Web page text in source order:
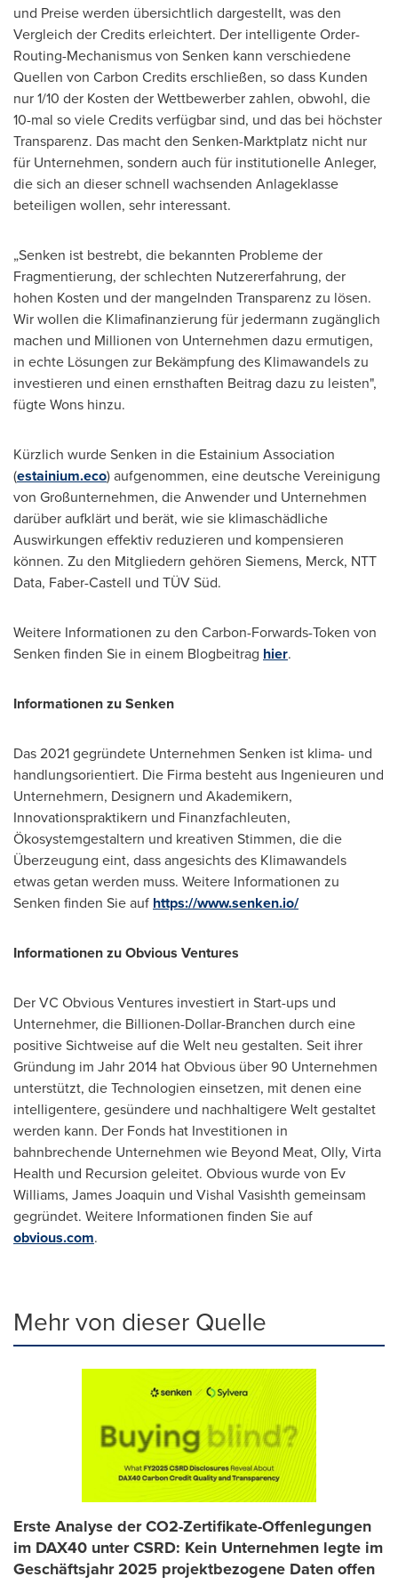
und Preise werden übersichtlich dargestellt, was den
Vergleich der Credits erleichtert. Der intelligente Order-
Routing-Mechanismus von Senken kann verschiedene
Quellen von Carbon Credits erschließen, so dass Kunden
nur 1/10 der Kosten der Wettbewerber zahlen, obwohl, die
10-mal so viele Credits verfügbar sind, und das bei höchster
Transparenz. Das macht den Senken-Marktplatz nicht nur
für Unternehmen, sondern auch für institutionelle Anleger,
die sich an dieser schnell wachsenden Anlageklasse
beteiligen wollen, sehr interessant.
„Senken ist bestrebt, die bekannten Probleme der
Fragmentierung, der schlechten Nutzererfahrung, der
hohen Kosten und der mangelnden Transparenz zu lösen.
Wir wollen die Klimafinanzierung für jedermann zugänglich
machen und Millionen von Unternehmen dazu ermutigen,
in echte Lösungen zur Bekämpfung des Klimawandels zu
investieren und einen ernsthaften Beitrag dazu zu leisten",
fügte Wons hinzu.
Kürzlich wurde Senken in die Estainium Association
(estainium.eco) aufgenommen, eine deutsche Vereinigung
von Großunternehmen, die Anwender und Unternehmen
darüber aufklärt und berät, wie sie klimaschädliche
Auswirkungen effektiv reduzieren und kompensieren
können. Zu den Mitgliedern gehören Siemens, Merck, NTT
Data, Faber-Castell und TÜV Süd.
Weitere Informationen zu den Carbon-Forwards-Token von
Senken finden Sie in einem Blogbeitrag hier.
Informationen zu Senken
Das 2021 gegründete Unternehmen Senken ist klima- und
handlungsorientiert. Die Firma besteht aus Ingenieuren und
Unternehmern, Designern und Akademikern,
Innovationspraktikern und Finanzfachleuten,
Ökosystemgestaltern und kreativen Stimmen, die die
Überzeugung eint, dass angesichts des Klimawandels
etwas getan werden muss. Weitere Informationen zu
Senken finden Sie auf https://www.senken.io/
Informationen zu Obvious Ventures
Der VC Obvious Ventures investiert in Start-ups und
Unternehmer, die Billionen-Dollar-Branchen durch eine
positive Sichtweise auf die Welt neu gestalten. Seit ihrer
Gründung im Jahr 2014 hat Obvious über 90 Unternehmen
unterstützt, die Technologien einsetzen, mit denen eine
intelligentere, gesündere und nachhaltigere Welt gestaltet
werden kann. Der Fonds hat Investitionen in
bahnbrechende Unternehmen wie Beyond Meat, Olly, Virta
Health und Recursion geleitet. Obvious wurde von Ev
Williams, James Joaquin und Vishal Vasishth gemeinsam
gegründet. Weitere Informationen finden Sie auf
obvious.com.
Mehr von dieser Quelle
Erste Analyse der CO2-Zertifikate-Offenlegungen
im DAX40 unter CSRD: Kein Unternehmen legte im
Geschäftsjahr 2025 projektbezogene Daten offen